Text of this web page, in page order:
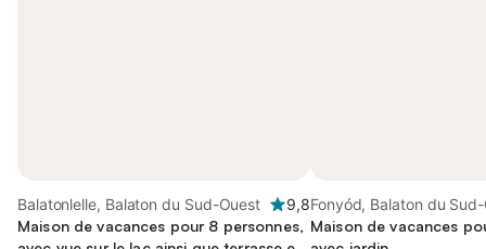
Balatonlelle, Balaton du Sud-Ouest
9,8
Maison de vacances pour 8 personnes,
Fonyód, Balaton du
Maison de vacances